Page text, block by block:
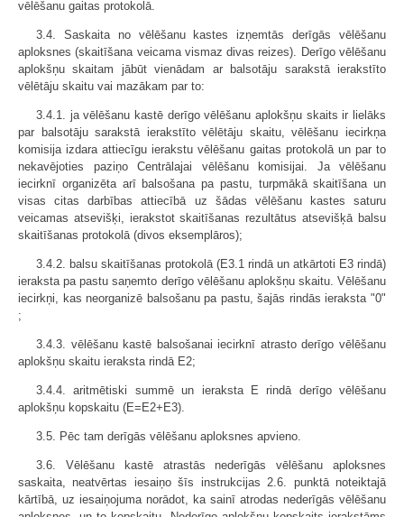
vēlēšanu gaitas protokolā.
3.4. Saskaita no vēlēšanu kastes izņemtās derīgās vēlēšanu
aploksnes (skaitīšana veicama vismaz divas reizes). Derīgo vēlēšanu
aplokšņu skaitam jābūt vienādam ar balsotāju sarakstā ierakstīto
vēlētāju skaitu vai mazākam par to:
3.4.1. ja vēlēšanu kastē derīgo vēlēšanu aplokšņu skaits ir lielāks
par balsotāju sarakstā ierakstīto vēlētāju skaitu, vēlēšanu iecirkņa
komisija izdara attiecīgu ierakstu vēlēšanu gaitas protokolā un par to
nekavējoties paziņo Centrālajai vēlēšanu komisijai. Ja vēlēšanu
iecirknī organizēta arī balsošana pa pastu, turpmākā skaitīšana un
visas citas darbības attiecībā uz šādas vēlēšanu kastes saturu
veicamas atsevišķi, ierakstot skaitīšanas rezultātus atsevišķā balsu
skaitīšanas protokolā (divos eksemplāros);
3.4.2. balsu skaitīšanas protokolā (E3.1 rindā un atkārtoti E3 rindā)
ieraksta pa pastu saņemto derīgo vēlēšanu aplokšņu skaitu. Vēlēšanu
iecirkņi, kas neorganizē balsošanu pa pastu, šajās rindās ieraksta "0"
;
3.4.3. vēlēšanu kastē balsošanai iecirknī atrasto derīgo vēlēšanu
aplokšņu skaitu ieraksta rindā E2;
3.4.4. aritmētiski summē un ieraksta E rindā derīgo vēlēšanu
aplokšņu kopskaitu (E=E2+E3).
3.5. Pēc tam derīgās vēlēšanu aploksnes apvieno.
3.6. Vēlēšanu kastē atrastās nederīgās vēlēšanu aploksnes
saskaita, neatvērtas iesaiņo šīs instrukcijas 2.6. punktā noteiktajā
kārtībā, uz iesaiņojuma norādot, ka sainī atrodas nederīgās vēlēšanu